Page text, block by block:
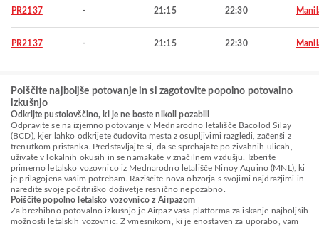
PR2137 - 21:15 22:30
PR2137 - 21:15 22:30
Poiščite najboljše potovanje in si zagotovite popolno potovalno
izkušnjo
Odkrijte pustolovščino, ki je ne boste nikoli pozabili
Odpravite se na izjemno potovanje v Mednarodno letališče Bacolod Silay
(BCD), kjer lahko odkrijete čudovita mesta z osupljivimi razgledi, začenši z
trenutkom pristanka. Predstavljajte si, da se sprehajate po živahnih ulicah,
uživate v lokalnih okusih in se namakate v značilnem vzdušju. Izberite
primerno letalsko vozovnico iz Mednarodno letališče Ninoy Aquino (MNL), ki
je prilagojena vašim potrebam. Raziščite nova obzorja s svojimi najdražjimi in
naredite svoje počitniško doživetje resnično nepozabno.
Poiščite popolno letalsko vozovnico z Airpazom
Za brezhibno potovalno izkušnjo je Airpaz vaša platforma za iskanje najboljših
možnosti letalskih vozovnic. Z vmesnikom, ki je enostaven za uporabo, vam